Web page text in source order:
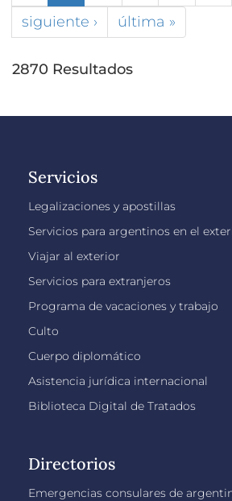
siguiente ›
última »
2870 Resultados
Servicios
Legalizaciones y apostillas
Servicios para argentinos en el
Viajar al exterior
Servicios para extranjeros
Programa de vacaciones y trabajo
Culto
Cuerpo diplomático
Asistencia jurídica internacional
Biblioteca Digital de Tratados
Directorios
Emergencias consulares de